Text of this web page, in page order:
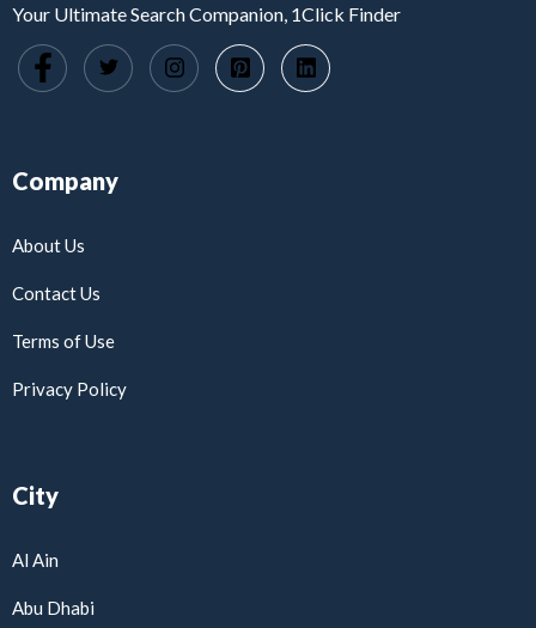
Your Ultimate Search Companion, 1Click Finder
Company
About Us
Contact Us
Terms of Use
Privacy Policy
City
Al Ain
Abu Dhabi